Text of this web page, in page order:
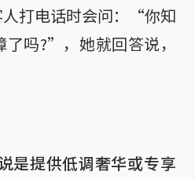
打电话时会问：“你知
吗?”，她就回答说，
是提供低调奢华或专享